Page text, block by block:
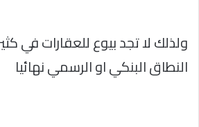
ولذلك لا تجد بيوع للعقارات في
النطاق البنكي او الرسمي نهائيا